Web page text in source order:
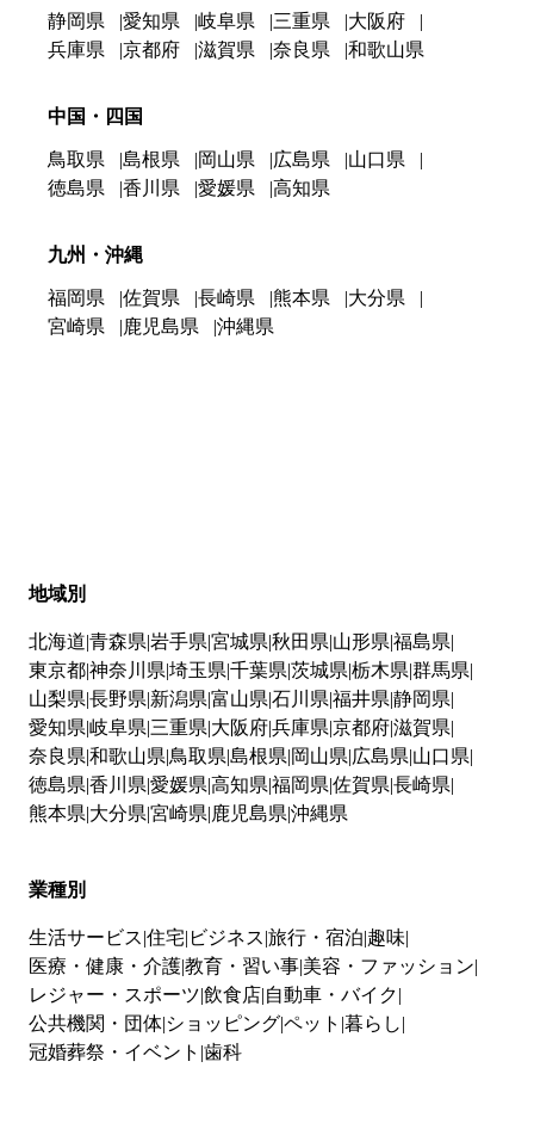
静岡県 愛知県 岐阜県 三重県
大阪府
兵庫県
京都府 滋賀県 奈良県 和歌山県
中国・四国
鳥取県 島根県 岡山県 広島県
山口県
徳島県
香川県 愛媛県 高知県
九州・沖縄
福岡県 佐賀県 長崎県 熊本県
大分県
宮崎県
鹿児島県 沖縄県
地域別
北海道 青森県 岩手県 宮城県 秋田県 山形県 福島県
東京都神奈川県 埼玉県 千葉県 茨城県 栃木県 群馬県
山梨県 長野県 新潟県 富山県 石川県 福井県 静岡県
愛知県 岐阜県 三重県 大阪府兵庫県 京都府滋賀県
奈良県 和歌山県 鳥取県 島根県 岡山県 広島県 山口県
徳島県 香川県 愛媛県 高知県 福岡県 佐賀県 長崎県
熊本県 大分県 宮崎県 鹿児島県 沖縄県
業種別
生活サービス 住宅 ビジネス 旅行・宿泊 趣味
医療・健康・介護教育・習い事 美容・ファッション
レジャー・スポーツ 飲食店 自動車・バイク
公共機関・団体 ショッピングペット 暮らし
冠婚葬祭・イベント 歯科